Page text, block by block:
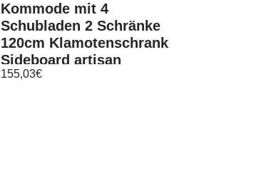
Kommode mit 4
Schubladen 2 Schränke
120cm Klamotenschrank
Sideboard artisan
155,03€